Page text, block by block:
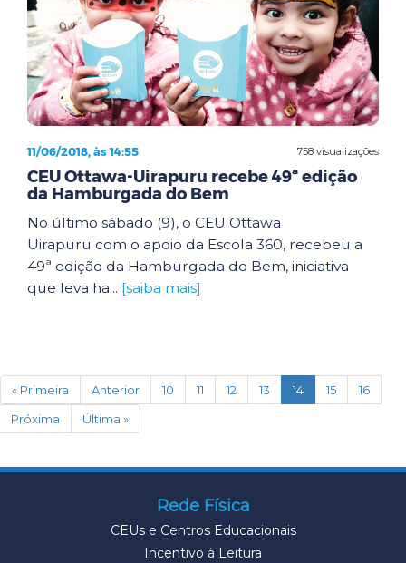
758 visualizações
11/06/2018, às 14:55
CEU Ottawa-Uirapuru recebe 49ª edição
da Hamburgada do Bem
No último sábado (9), o CEU Ottawa
Uirapuru com o apoio da Escola 360, recebeu a
49ª edição da Hamburgada do Bem, iniciativa
que leva ha... [saiba mais]
« Primeira Anterior 10 11 12 13 14(current)
15
16
Próxima
Última »
Rede Física
CEUs e Centros Educacionais
Incentivo à Leitura